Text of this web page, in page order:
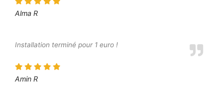
Alma R
Installation terminé pour 1 euro !
Amin R